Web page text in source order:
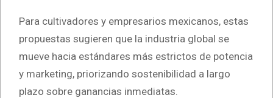
Para cultivadores y empresarios mexicanos, estas
propuestas sugieren que la industria global se
mueve hacia estándares más estrictos de potencia
y marketing, priorizando sostenibilidad a largo
plazo sobre ganancias inmediatas.